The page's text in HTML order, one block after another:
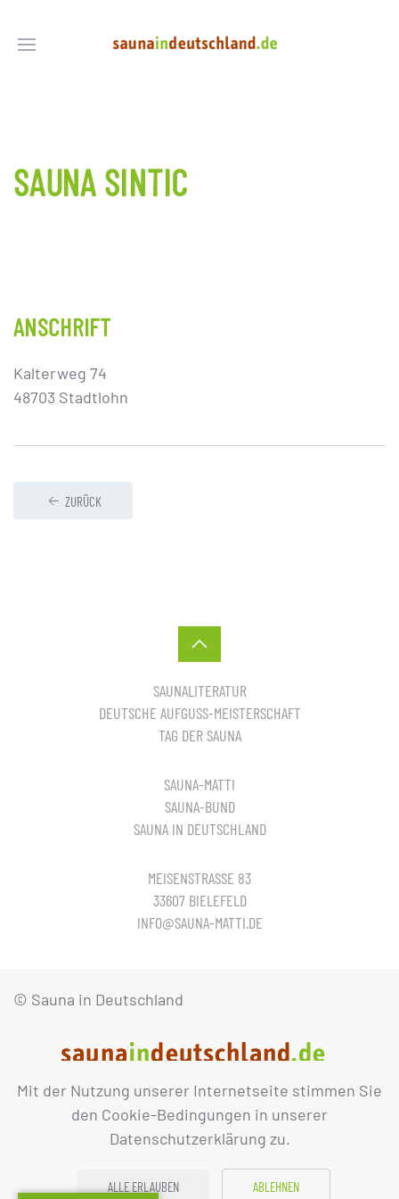
Mit der Nutzung unserer Internetseite stimmen Sie
den Cookie-Bedingungen in unserer
Datenschutzerklärung zu.
ALLE ERLAUBEN ABLEHNEN
SAUNA SINTIC
ANSCHRIFT
Kalterweg 74
48703 Stadtlohn
ZURÜCK
SAUNALITERATUR
DEUTSCHE AUFGUSS-MEISTERSCHAFT
TAG DER SAUNA
SAUNA-MATTI
SAUNA-BUND
SAUNA IN DEUTSCHLAND
MEISENSTRASSE 83
33607 BIELEFELD
INFO@SAUNA-MATTI.DE
© Sauna in Deutschland
IMPRESSUM DATENSCHUTZ